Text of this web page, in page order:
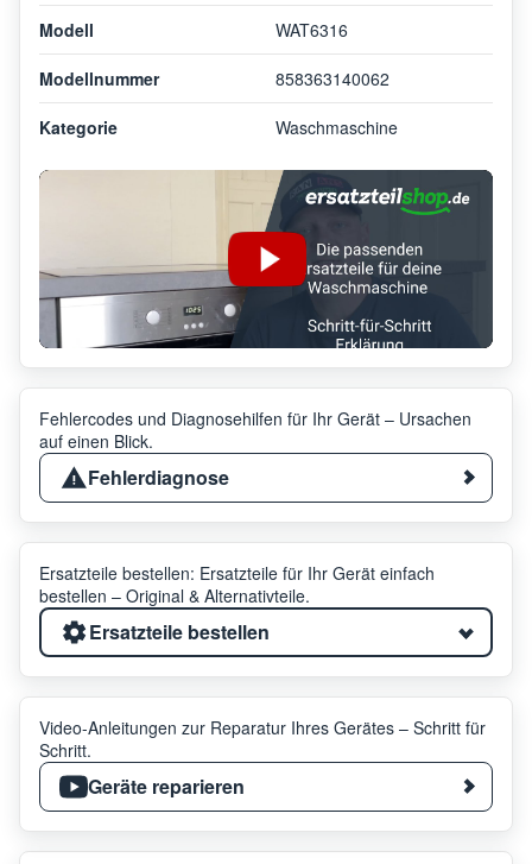
Modell WAT6316
Modellnummer 858363140062
Kategorie Waschmaschine
Fehlercodes und Diagnosehilfen für Ihr Gerät – Ursachen
auf einen Blick.
Fehlerdiagnose
Ersatzteile bestellen: Ersatzteile für Ihr Gerät einfach
bestellen – Original & Alternativteile.
Ersatzteile bestellen
Video-Anleitungen zur Reparatur Ihres Gerätes – Schritt für
Schritt.
Geräte reparieren